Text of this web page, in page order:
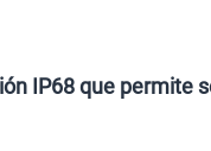
IP68 que permite